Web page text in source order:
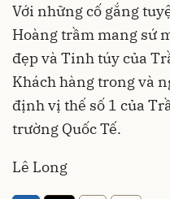
Với những cố gắng
Hoàng trầm mang sứ
đẹp và Tinh túy của
Khách hàng trong và
định vị thế số 1 của
trường Quốc Tế.
Lê Long